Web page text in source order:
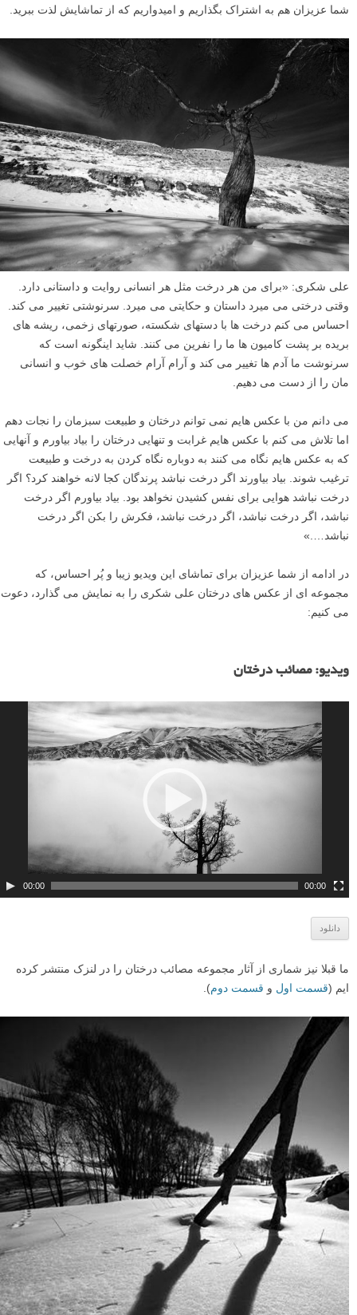
شما عزیزان هم به اشتراک بگذاریم و امیدواریم که از تماشایش لذت ببرید.
علی شکری: «برای من هر درخت مثل هر انسانی روایت و داستانی دارد.
وقتی درختی می میرد داستان و حکایتی می میرد. سرنوشتی تغییر می کند.
احساس می کنم درخت ها با دستهای شکسته، صورتهای زخمی، ریشه های
بریده بر پشت کامیون ها ما را نفرین می کنند. شاید اینگونه است که
سرنوشت ما آدم ها تغییر می کند و آرام آرام خصلت های خوب و انسانی
مان را از دست می دهیم.
می دانم من با عکس هایم نمی توانم درختان و طبیعت سبزمان را نجات دهم
اما تلاش می کنم با عکس هایم غرابت و تنهایی درختان را بیاد بیاورم و آنهایی
که به عکس هایم نگاه می کنند به دوباره نگاه کردن به درخت و طبیعت
ترغیب شوند. بیاد بیاورند اگر درخت نباشد پرندگان کجا لانه خواهند کرد؟ اگر
درخت نباشد هوایی برای نفس کشیدن نخواهد بود. بیاد بیاورم اگر درخت
نباشد، اگر درخت نباشد، اگر درخت نباشد، فکرش را بکن اگر درخت
نباشد….»
در ادامه از شما عزیزان برای تماشای این ویدیو زیبا و پُر احساس، که
مجموعه ای از عکس های درختان علی شکری را به نمایش می گذارد، دعوت
می کنیم:
ویدیو: مصائب درختان
ی
ش
گ
ر
00:00 00:00
دانلود
ما قبلا نیز شماری از آثار مجموعه مصائب درختان را در لنزک منتشر کرده
ایم (قسمت اول و قسمت دوم).